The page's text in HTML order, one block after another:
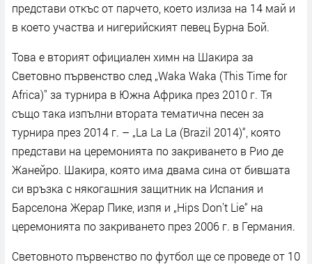
представи откъс от парчето, което излиза на 14 май и
в което участва и нигерийският певец Бурна Бой.
Това е вторият официален химн на Шакира за
Световно първенство след „Waka Waka (This Time for
Africa)" за турнира в Южна Африка през 2010 г. Тя
също така изпълни втората тематична песен за
турнира през 2014 г. – „La La La (Brazil 2014)“, която
представи на церемонията по закриването в Рио де
Жанейро. Шакира, която има двама сина от бившата
си връзка с някогашния защитник на Испания и
Барселона Жерар Пике, изпя и „Hips Don't Lie“ на
церемонията по закриването през 2006 г. в Германия.
Световното първенство по футбол ще се проведе от 10